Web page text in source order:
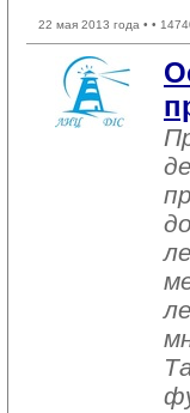
22 мая 2013 года • •